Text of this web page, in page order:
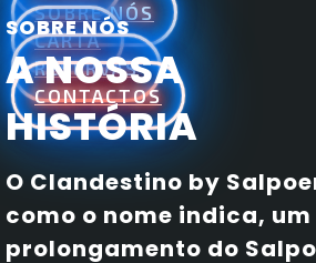
SOBRE NÓS
CARTA
RESERVAS
CONTACTOS
SOBRE NÓS
A NOSSA
HISTÓRIA
O Clandestino by
como o nome indica, um
prolongamento do